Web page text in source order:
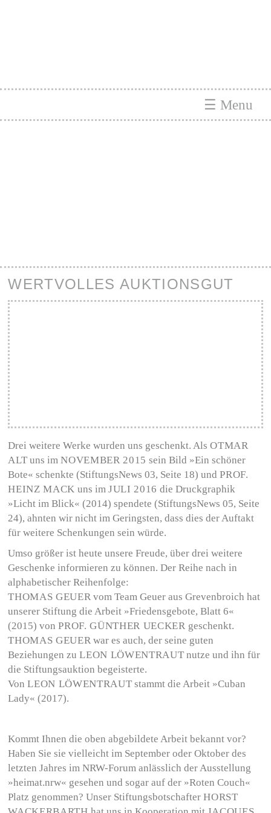
☰ Menu
WERTVOLLES AUKTIONSGUT
Drei weitere Werke wurden uns geschenkt. AlsOTMAR
ALT uns imNOVEMBER 2015 sein Bild »Ein schöner
Bote« schenkte (StiftungsNews 03, Seite 18) undPROF.
HEINZ MACK uns imJULI 2016 die Druckgraphik
»Licht im Blick« (2014) spendete (StiftungsNews 05, Seite
24), ahnten wir nicht im Geringsten, dass dies der Auftakt
für weitere Schenkungen sein würde.
Umso größer ist heute unsere Freude, über drei weitere
Geschenke informieren zu können. Der Reihe nach in
alphabetischer Reihenfolge:
THOMAS GEUER vom Team Geuer aus Grevenbroich hat
unserer Stiftung die Arbeit »Friedensgebote, Blatt 6«
(2015) vonPROF. GÜNTHER UECKER geschenkt.
THOMAS GEUER war es auch, der seine guten
Beziehungen zuLEON LÖWENTRAUT nutze und ihn für
die Stiftungsauktion begeisterte.
VonLEON LÖWENTRAUT stammt die Arbeit »Cuban
Lady« (2017).
Kommt Ihnen die oben abgebildete Arbeit bekannt vor?
Haben Sie sie vielleicht im September oder Oktober des
letzten Jahres im NRW-Forum anlässlich der Ausstellung
»heimat.nrw« gesehen und sogar auf der »Roten Couch«
Platz genommen? Unser StiftungsbotschafterHORST